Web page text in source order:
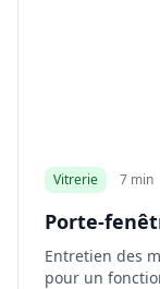
Vitrerie 7 min
Porte-
Entretien des
pour un